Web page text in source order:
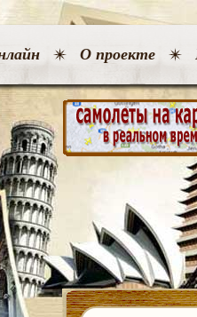
О проекте